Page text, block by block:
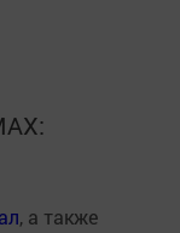
, а также